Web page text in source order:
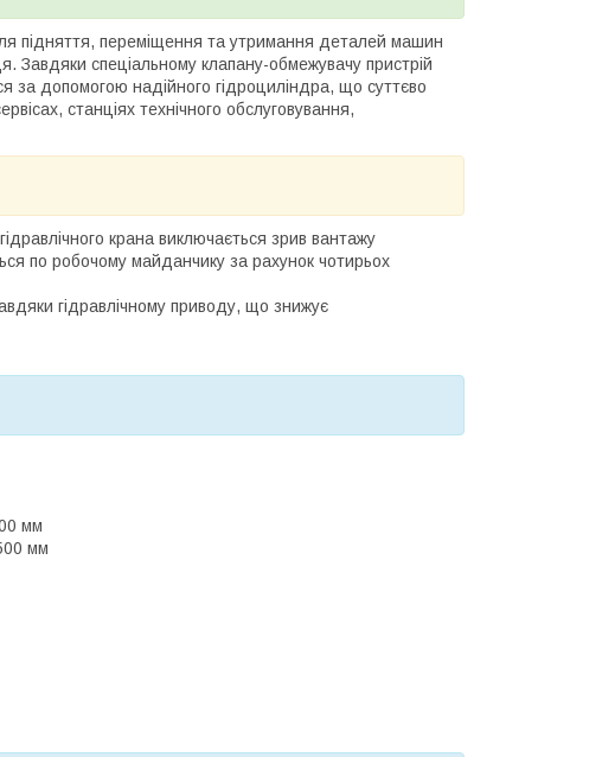
підняття, переміщення та утримання деталей машин
Завдяки спеціальному клапану-обмежувачу пристрій
за допомогою надійного гідроциліндра, що суттєво
станціях технічного обслуговування,
крана виключається зрив вантажу
по робочому майданчику за рахунок чотирьох
гідравлічному приводу, що знижує
мм
мм